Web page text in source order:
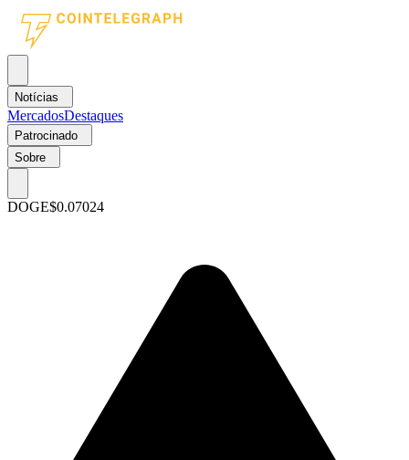
Notícias
MercadosDestaques
Patrocinado
Sobre
DOGE$0.07024